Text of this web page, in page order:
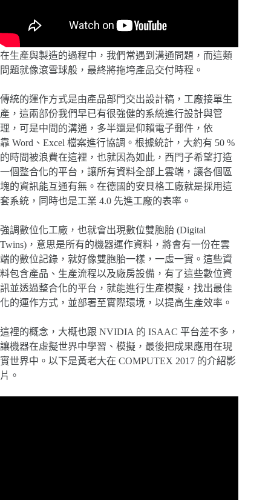
在生產與製造的過程中，我們常遇到溝通問題，而這類
問題就像滾雪球般，最終將拖垮產品交付時程。
傳統的運作方式是由產品部門交出設計稿，工廠接單生
產，這兩部份我們早已有很強健的系統進行設計與管
理，可是中間的溝通，多半還是仰賴電子郵件，依
靠 Word、Excel 檔案進行協調。根據統計，大約有 50 %
的時間被浪費在這裡，也就因為如此，西門子希望打造
一個整合化的平台，讓所有資料全部上雲端，讓各個區
塊的資訊能互通有無。在德國的安貝格工廠就是採用這
套系統，同時也是工業 4.0 先進工廠的表率。
強調數位化工廠，也就會出現數位雙胞胎 (Digital
Twins)，意思是所有的機器運作資料，將會有一份在雲
端的數位記錄，就好像雙胞胎一樣，一虛一實。這些資
料包含產品、生產流程以及廠房設備，有了這些數位資
訊並透過整合化的平台，就能進行生產模擬，找出最佳
化的運作方式，並部署至實際環境，以提高生產效率。
這裡的概念，大概也跟 NVIDIA 的 ISAAC 平台差不多，
讓機器在虛擬世界中學習、模擬，最後把成果應用在現
實世界中。以下是黃老大在 COMPUTEX 2017 的介紹影
片。